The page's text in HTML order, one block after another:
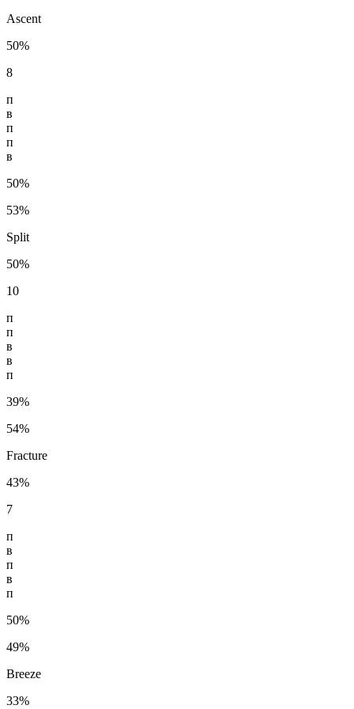
Ascent
50%
8
п
в
п
п
в
50%
53%
Split
50%
10
п
п
в
в
п
39%
54%
Fracture
43%
7
п
в
п
в
п
50%
49%
Breeze
33%